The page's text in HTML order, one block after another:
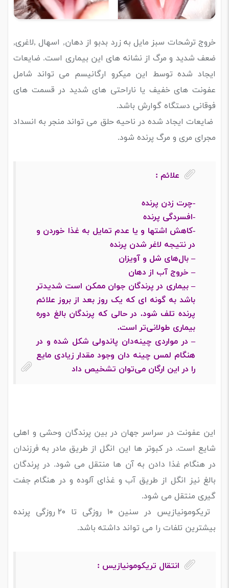
خروج ترشحات سبز مایل به زرد بدبو از دهان, اسهال ,لاغری,
ضعف شدید و مرگ از نشانه های این بیماری است. ضایعات
ایجاد شده توسط این میکرو ارگانیسم می تواند شامل
عفونت های خفیف یا ناراحتی های شدید در قسمت های
فوقانی دستگاه گوارش باشد.
ضایعات ایجاد شده در ناحیه حلق می تواند منجر به انسداد
مجرای مری و مرگ پرنده شود.
علائم :
-چرت‌ زدن پرنده
-افسردگی پرنده
-کاهش اشتها و یا عدم تمایل به غذا خوردن و
در نتیجه لاغر شدن پرنده
– بال‌های شل و آویزان
– خروج آب از دهان
– بیماری در پرندگان جوان ممکن است شدیدتر
باشد به گونه ای که یک روز بعد از بروز علائم
پرنده تلف شود. در حالی که پرندگان بالغ دوره
بیماری طولانی‌تر است.
– در مواردی چینه‌دان پاندولی شکل شده و در
هنگام لمس چینه دان وجود مقدار زیادی مایع
را در این ارگان می‌توان تشخیص داد
این عفونت در سراسر جهان در بین پرندگان وحشی و اهلی
شایع است. در کبوتر ها این انگل از طریق مادر به فرزندان
در هنگام غذا دادن به آن ها منتقل می شود. در پرندگان
بالغ نیز انگل از طریق آب و غذای آلوده و در هنگام جفت
گیری منتقل می شود.
تریکومونیازیس در سنین ۱۰ روزگی تا ۲۰ روزگی پرنده
بیشترین تلفات را می تواند داشته باشد.
انتقال تریکومونیازیس :